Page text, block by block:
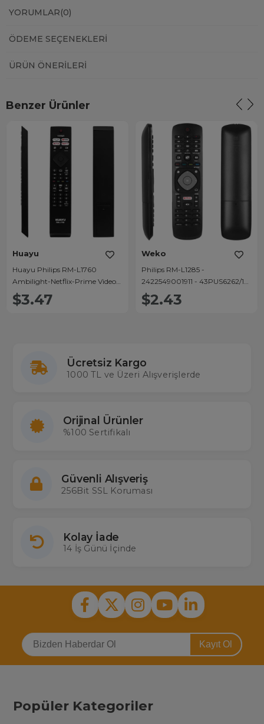
YORUMLAR(0)
ÖDEME SEÇENEKLERI
ÜRÜN ÖNERILERI
Benzer Ürünler
Huayu
Huayu Philips RM-L1760
Ambilight-Netflix-Prime Video-
Youtube-Rakuten Tv Tuşlu Led
Tv Kumanda
$3.47
Weko
Philips RM-L1285 -
2422549001911 - 43PUS6262/12
- 50PFL3807H/12 Netflix Tuşlu
Lcd TV Kumanda
$2.43
Ücretsiz Kargo
1000 TL ve Üzeri Alışverişlerde
Orijinal Ürünler
%100 Sertifikalı
Güvenli Alışveriş
256Bit SSL Koruması
Kolay İade
14 İş Günü İçinde
Kayıt Ol
Popüler Kategoriler